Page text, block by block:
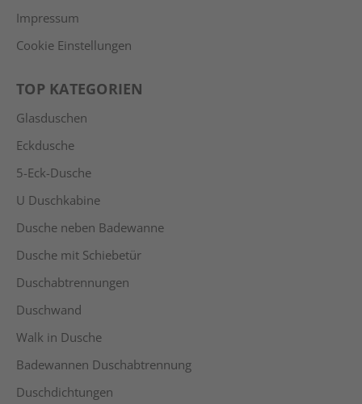
Impressum
Cookie Einstellungen
TOP KATEGORIEN
Glasduschen
Eckdusche
5-Eck-Dusche
U Duschkabine
Dusche neben Badewanne
Dusche mit Schiebetür
Duschabtrennungen
Duschwand
Walk in Dusche
Badewannen Duschabtrennung
Duschdichtungen